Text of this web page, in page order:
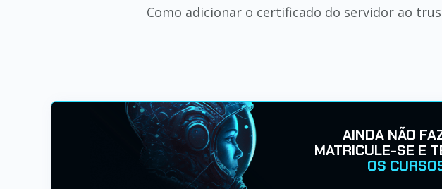
Como adicionar o certificado do servidor ao
AINDA NÃO
MATRICULE-SE E
OS